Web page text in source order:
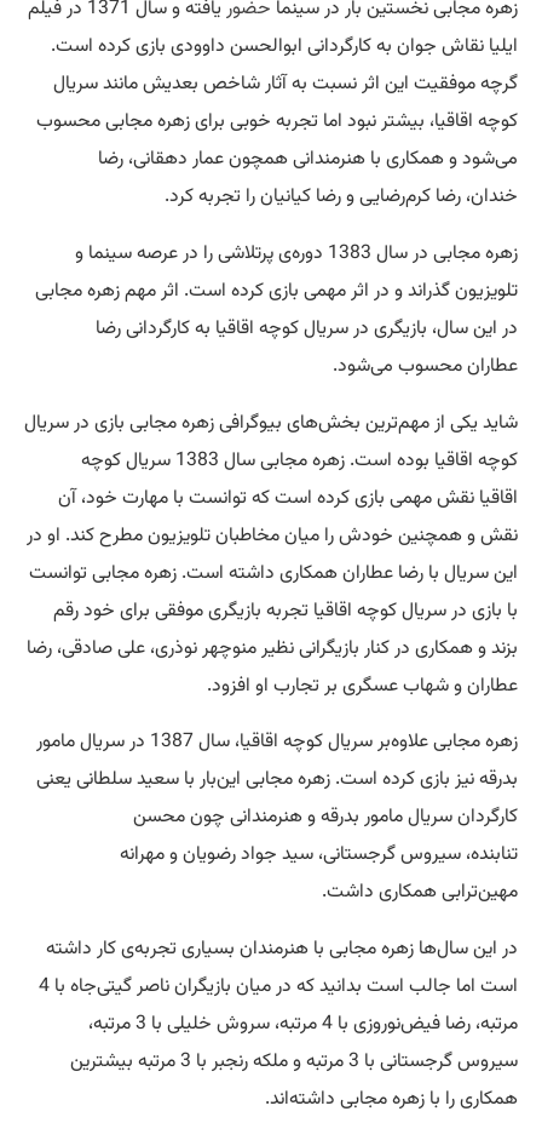
زهره مجابی نخستین بار در سینما حضور
یافته و سال 1371 در فیلم
ایلیا نقاش جوان به کارگردانی ابوالحسن داوودی بازی کرده است.
گرچه موفقیت این اثر نسبت به آثار شاخص بعدیش مانند سریال
کوچه اقاقیا، بیشتر نبود اما تجربه خوبی برای زهره مجابی محسوب
می‌شود و همکاری با هنرمندانی همچون عمار دهقانی، رضا
خندان، رضا کرم‌رضایی و رضا کیانیان را تجربه کرد.
زهره مجابی در سال 1383 دوره‌ی پرتلاشی را در عرصه سینما و
تلویزیون گذراند و در اثر مهمی بازی کرده است. اثر مهم زهره مجابی
در این سال، بازیگری در سریال کوچه اقاقیا به کارگردانی رضا
عطاران محسوب می‌شود.
شاید یکی از مهم‌ترین بخش‌های بیوگرافی زهره مجابی بازی در سریال
کوچه اقاقیا بوده است. زهره مجابی سال 1383 سریال کوچه
اقاقیا نقش مهمی بازی کرده است که توانست با مهارت خود، آن
نقش و همچنین خودش را میان مخاطبان تلویزیون مطرح کند. او در
این سریال با رضا عطاران همکاری داشته است. زهره مجابی توانست
با بازی در سریال کوچه اقاقیا تجربه بازیگری موفقی برای خود رقم
بزند و همکاری در کنار بازیگرانی نظیر منوچهر نوذری، علی صادقی، رضا
عطاران و شهاب عسگری بر تجارب او افزود.
زهره مجابی علاوه‌بر سریال کوچه اقاقیا، سال 1387 در سریال مامور
بدرقه نیز بازی کرده است. زهره مجابی این‌بار با سعید سلطانی یعنی
کارگردان سریال مامور بدرقه و هنرمندانی چون محسن
تنابنده، سیروس گرجستانی، سید جواد رضویان و مهرانه
مهین‌ترابی همکاری داشت.
در این سال‌ها زهره مجابی با هنرمندان بسیاری تجربه‌ی کار داشته
است اما جالب است بدانید که در میان بازیگران ناصر گیتی‌جاه با 4
مرتبه، رضا فیض‌نوروزی با 4 مرتبه، سروش خلیلی با 3 مرتبه،
سیروس گرجستانی با 3 مرتبه و ملکه رنجبر با 3 مرتبه بیشترین
همکاری را با زهره مجابی داشته‌اند.